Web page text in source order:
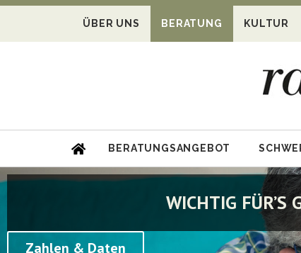
ÜBER UNS BERATUNG KULTUR
BERATUNGSANGEBOT
WICHTIG FÜR’S
Zahlen & Daten